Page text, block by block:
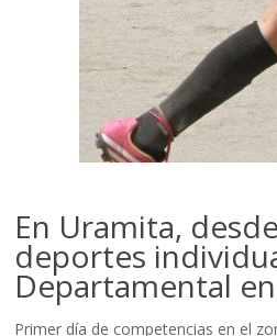
En Uramita,
deportes
Departamental
Primer día de competencias en el